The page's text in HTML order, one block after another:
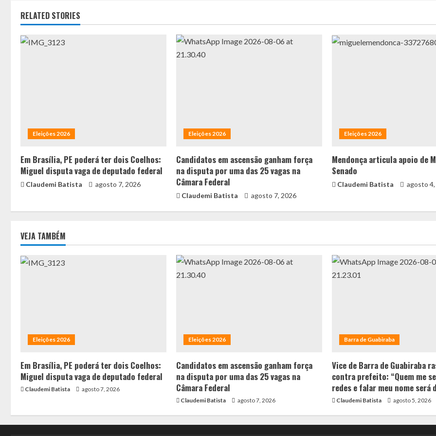
RELATED STORIES
Eleições 2026
Em Brasília, PE poderá ter dois Coelhos:
Miguel disputa vaga de deputado federal
Claudemi Batista agosto 7, 2026
Eleições 2026
Candidatos em ascensão ganham força
na disputa por uma das 25 vagas na
Câmara Federal
Claudemi Batista agosto 7, 2026
Eleições 2026
Mendonça articula apoio de
Senado
Claudemi Batista agosto
VEJA TAMBÉM
Eleições 2026
Em Brasília, PE poderá ter dois Coelhos:
Miguel disputa vaga de deputado federal
Claudemi Batista agosto 7, 2026
Eleições 2026
Candidatos em ascensão ganham força
na disputa por uma das 25 vagas na
Câmara Federal
Claudemi Batista agosto 7, 2026
Barra de Guabiraba
Vice de Barra de Guabiraba
contra prefeito: “Quem me
redes e falar meu nome será
Claudemi Batista agosto 5, 2026